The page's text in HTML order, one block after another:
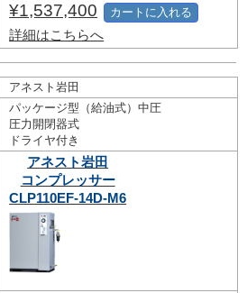
¥1,537,400
詳細はこちらへ
カートに入れる
アネスト岩田
パッケージ型（給油式）中圧
圧力開閉器式
ドライヤ付き
アネスト岩田
コンプレッサー
CLP110EF-14D-M6